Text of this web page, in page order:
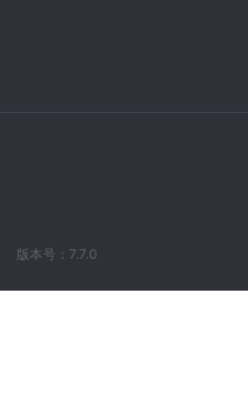
版本号：7.7.0